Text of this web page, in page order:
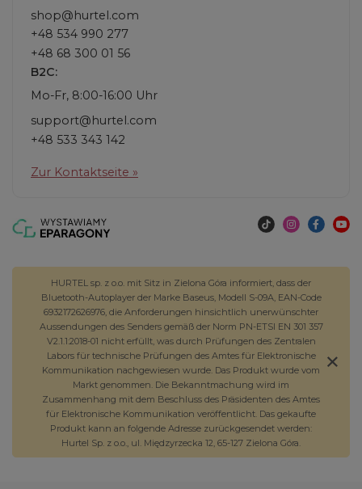
shop@hurtel.com
+48 534 990 277
+48 68 300 01 56
B2C:
Mo-Fr, 8:00-16:00 Uhr
support@hurtel.com
+48 533 343 142
Zur Kontaktseite »
HURTEL sp. z o.o. mit Sitz in Zielona Góra informiert, dass der
Bluetooth-Autoplayer der Marke Baseus, Modell S-09A, EAN-Code
6932172626976, die Anforderungen hinsichtlich unerwünschter
Aussendungen des Senders gemäß der Norm PN-ETSI EN 301 357
V2.1.1:2018-01 nicht erfüllt, was durch Prüfungen des Zentralen
Labors für technische Prüfungen des Amtes für Elektronische
Kommunikation nachgewiesen wurde. Das Produkt wurde vom
Markt genommen. Die Bekanntmachung wird im
Zusammenhang mit dem Beschluss des Präsidenten des Amtes
für Elektronische Kommunikation veröffentlicht. Das gekaufte
Produkt kann an folgende Adresse zurückgesendet werden:
Hurtel Sp. z o.o., ul. Międzyrzecka 12, 65-127 Zielona Góra.